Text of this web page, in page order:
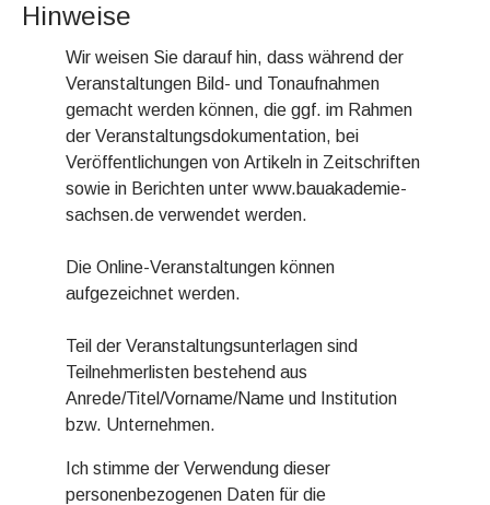
Hinweise
Wir weisen Sie darauf hin, dass während der
Veranstaltungen Bild- und Tonaufnahmen
gemacht werden können, die ggf. im Rahmen
der Veranstaltungsdokumentation, bei
Veröffentlichungen von Artikeln in Zeitschriften
sowie in Berichten unter www.bauakademie-
sachsen.de verwendet werden.
Die Online-Veranstaltungen können
aufgezeichnet werden.
Teil der Veranstaltungsunterlagen sind
Teilnehmerlisten bestehend aus
Anrede/Titel/Vorname/Name und Institution
bzw. Unternehmen.
Ich stimme der Verwendung dieser
personenbezogenen Daten für die